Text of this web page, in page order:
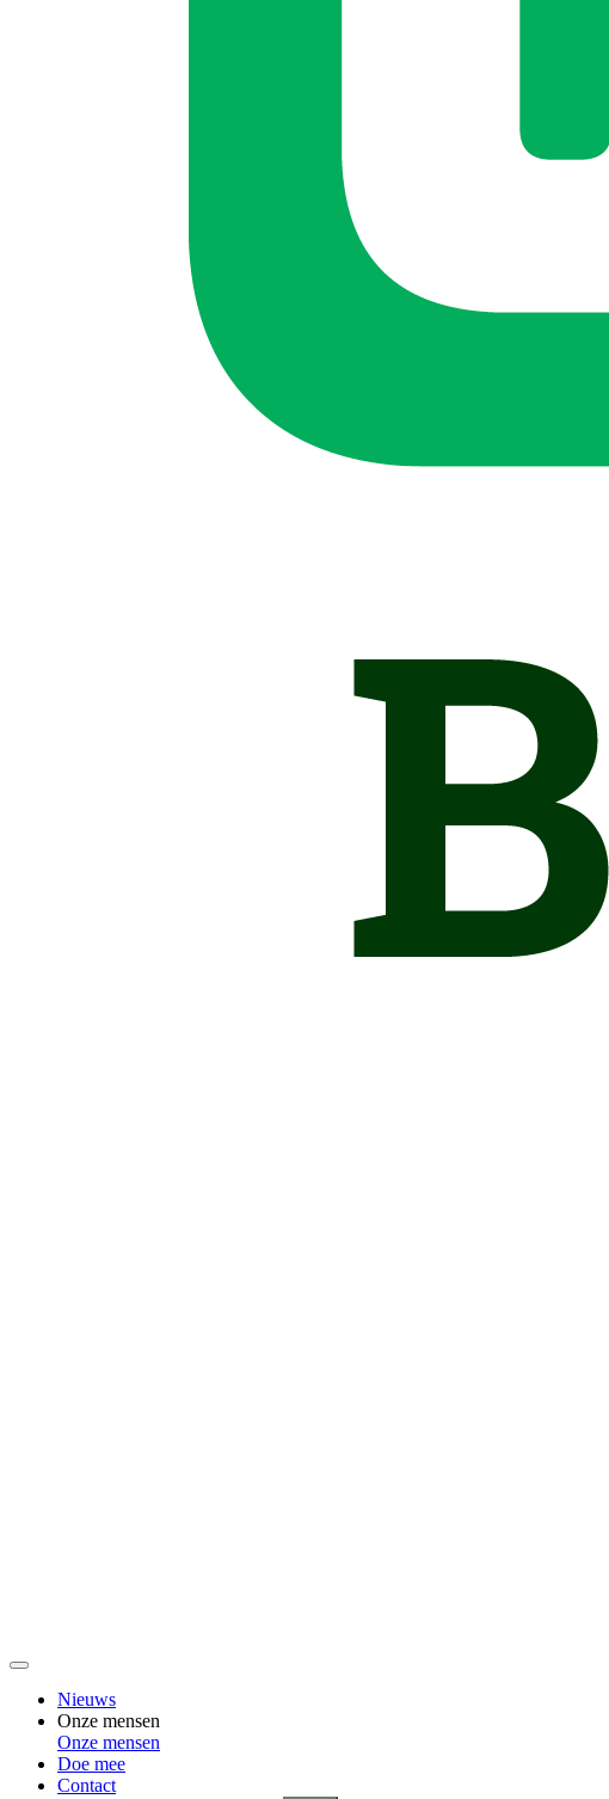
Nieuws
Onze mensen
Onze mensen
Doe mee
Contact